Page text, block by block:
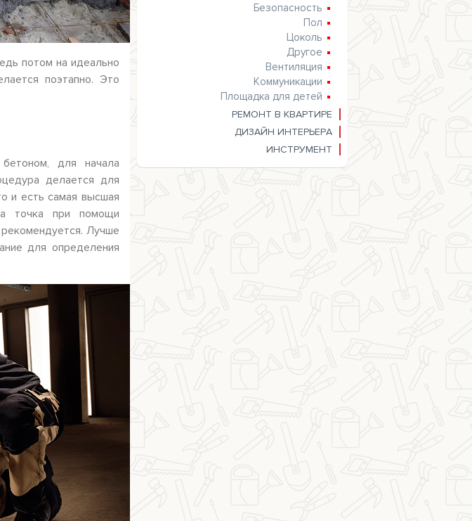
потом на идеально
поэтапно. Это
для начала
делается для
и есть самая высшая
точка при помощи
Лучше
для определения
Безопасность
Пол
Цоколь
Другое
Вентиляция
Коммуникации
Площадка для детей
РЕМОНТ В КВАРТИРЕ
ДИЗАЙН ИНТЕРЬЕРА
ИНСТРУМЕНТ